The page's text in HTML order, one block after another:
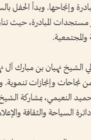
وإنجاحها. وبدأ الحفل
مستجدات المبادرة، حيث
والمجتمعية.
الشيخ نهيان بن مبارك آل
وإنجازات تنموية.
النعيمي، بمشاركة
السياحة والثقافة